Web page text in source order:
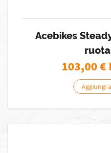
Acebikes
103,00€
Aggiungi